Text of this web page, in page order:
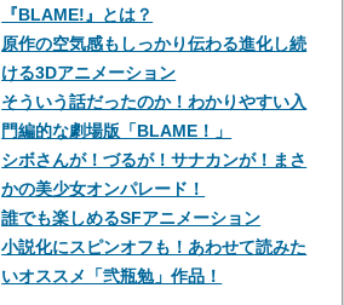
『BLAME!』とは？
原作の空気感もしっかり伝わる進化し続
ける3Dアニメーション
そういう話だったのか！わかりやすい入
門編的な劇場版「BLAME！」
シボさんが！づるが！サナカンが！まさ
かの美少女オンパレード！
誰でも楽しめるSFアニメーション
小説化にスピンオフも！あわせて読みた
いオススメ「弐瓶勉」作品！